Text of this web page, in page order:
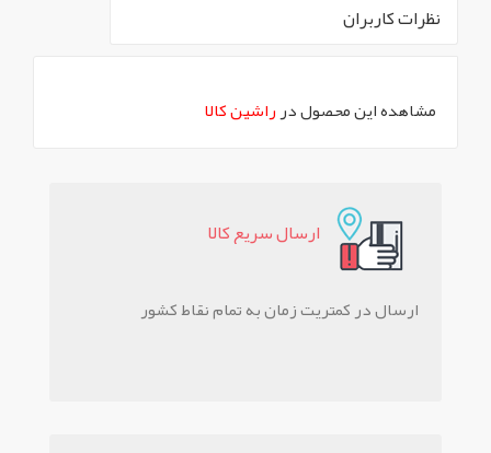
نظرات کاربران
مشاهده این محصول درراشین کالا
ارسال سريع کالا
ارسال در کمتریت زمان به تمام نقاط کشور